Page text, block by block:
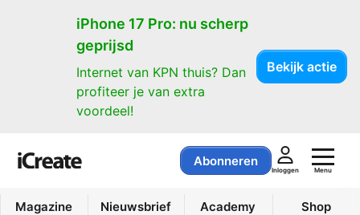
iPhone 17 Pro: nu scherp
geprijsd
Internet van KPN thuis? Dan
profiteer je van extra
voordeel!
Bekijk actie
Abonneren
Inloggen Menu
Magazine Nieuwsbrief Academy Shop